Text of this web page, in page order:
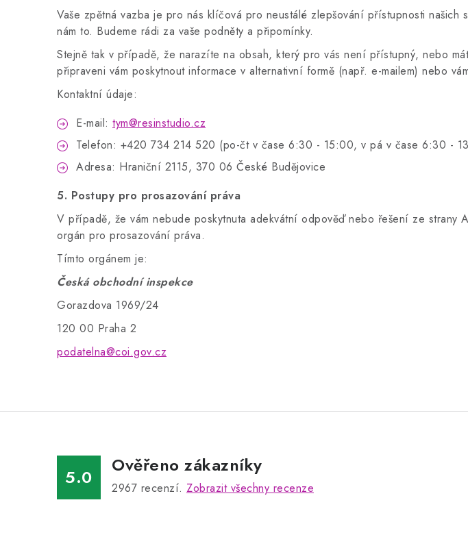
Vaše zpětná vazba je pro nás klíčová pro neustálé zlepšování přístupnosti
nám to. Budeme rádi za vaše podněty a připomínky.
Stejně tak v případě, že narazíte na obsah, který pro vás není přístupný, nebo
připraveni vám poskytnout informace v alternativní formě (např. e-mailem) nebo
Kontaktní údaje:
E-mail: tym@resinstudio.cz
Telefon: +420 734 214 520 (po-čt v čase 6:30 - 15:00, v pá v čase 6:30 -
Adresa: Hraniční 2115, 370 06 České Budějovice
5. Postupy pro prosazování práva
V případě, že vám nebude poskytnuta adekvátní odpověď nebo řešení ze strany
orgán pro prosazování práva.
Tímto orgánem je:
Česká obchodní inspekce
Gorazdova 1969/24
120 00 Praha 2
podatelna@coi.gov.cz
5.0
Ověřeno zákazníky
2967 recenzí. Zobrazit všechny recenze